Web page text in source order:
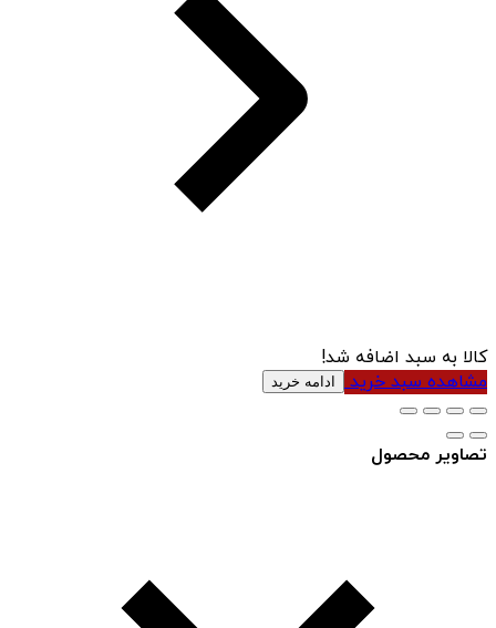
کالا به سبد اضافه شد!
مشاهده سبد خرید
ادامه خرید
تصاویر محصول